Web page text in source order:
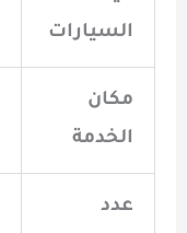
السيارات
مكان
الخدمة
عدد